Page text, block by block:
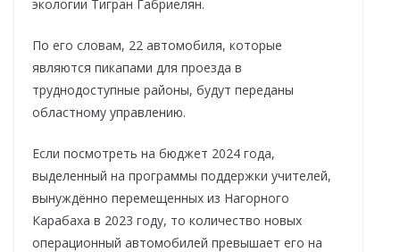
экологии Тигран Габриелян.
По его словам, 22 автомобиля, которые
являются пикапами для проезда в
труднодоступные районы, будут переданы
областному управлению.
Если посмотреть на бюджет 2024 года,
выделенный на программы поддержки учителей,
вынуждённо перемещенных из Нагорного
Карабаха в 2023 году, то количество новых
операционный автомобилей превышает его на